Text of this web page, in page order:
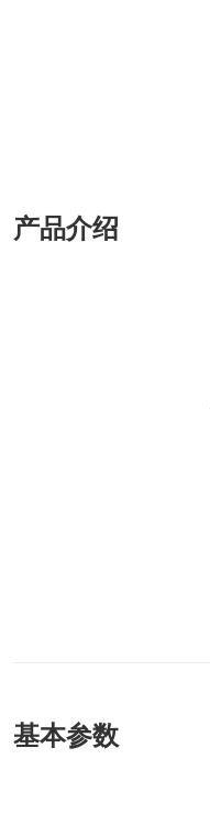
产品介绍
基本参数